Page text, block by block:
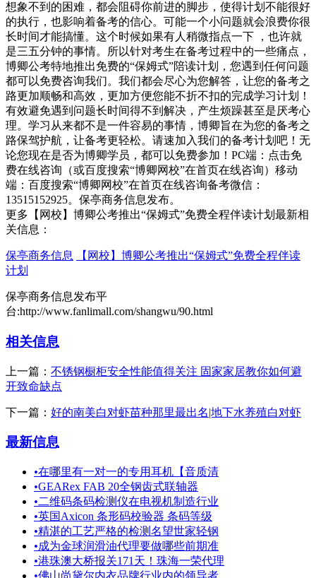
想象不到的困难，都会阻碍你前进的脚步，使得计划不能很好
的执行，也影响着备考的信心。可能一个小问题就会浪费你很
长时间才能搞懂。这个时候如果有人稍微指点一下 ，也许就
是三五分钟的事情。所以针对考生在备考过程中的一些痛点，
博卿公考特地推出免费的“保姆式”陪读计划，您遇到任何问题
都可以免费咨询我们。我们都会尽心为您解答，让您的备考之
路更加顺畅和高效，更加方便您能不折不扣的完成学习计划！
有效避免遇到问题长时间得不到解决，产生烦躁甚至是厌考心
理。学习从来都不是一件容易的事情，博卿旨在为您的备考之
路保驾护航，让备考更轻松。请速加入我们的备考计划吧！无
论您现在是否为博卿学员，都可以免费参加！PC端：点击免
费在线咨询（或百度搜索“博卿网校”在首页在线咨询）移动
端：百度搜索“博卿网校”在首页在线咨询备考微信：
13515152925。保亭商务信息发布。
更多【网校】博卿公考推出“保姆式”免费全程伴读计划最新相
关信息：
保亭商务信息
【网校】博卿公考推出“保姆式”免费全程伴读
计划
保亭商务信息发布平
台:http://www.fanlimall.com/shangwu/90.html
相关信息
上一篇： 不锈钢橱柜安全性能值得关注 固家家居教你如何避
开致命缺点
下一篇： 好的南美白对虾苗种那里最出名|地下水养殖白对虾
最新信息
•在哪里有一对一的专用耳机【音质清
•GEARex FAB 20全钢齿式联轴器
•二维码条码检测仪在电视机制造行业
•英国Axicon 条形码校验器 条码等级
•精湛的工艺严格的检测名望世家轻钢
•成为金球润滑油代理要做哪些前期准
•港珠澳大桥报关171天！珠海一荣代理
•佛山尚黛尔内衣品牌行业内的领导者